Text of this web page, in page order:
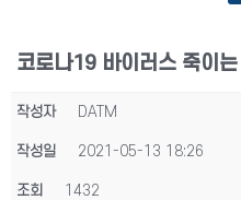
코로나19 바이러스 죽이
작성자 DATM
작성일 2021-05-13 18:26
조회 1432